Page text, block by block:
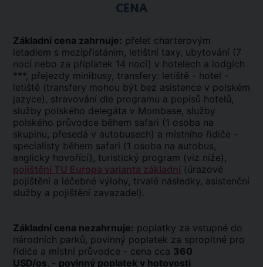
CENA
Základní cena zahrnuje: přelet charterovým
letadlem s mezipřistáním, letištní taxy, ubytování (7
nocí nebo za příplatek 14 nocí) v hotelech a lodgích
***, přejezdy minibusy, transfery: letiště - hotel -
letiště (transfery mohou být bez asistence v polském
jazyce), stravování dle programu a popisů hotelů,
služby polského delegáta v Mombase, služby
polského průvodce během safari (1 osoba na
skupinu, přesedá v autobusech) a místního řidiče -
specialisty během safari (1 osoba na autobus,
anglicky hovořící), turistický program (viz níže),
pojištění TU Europa varianta základní (úrazové
pojištění a léčebné výlohy, trvalé následky, asistenční
služby a pojištění zavazadel).
Základní cena nezahrnuje: poplatky za vstupné do
národních parků, povinný poplatek za spropitné pro
řidiče a místní průvodce - cena cca 360
USD/os. - povinný poplatek v hotovosti